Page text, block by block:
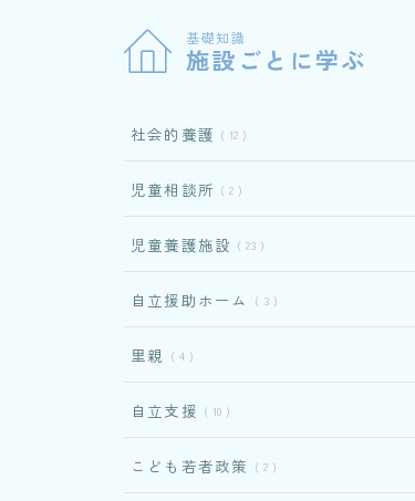
基礎知識
施設ごとに学ぶ
社会的養護 12
児童相談所 2
児童養護施設 23
自立援助ホーム 3
里親 4
自立支援 10
こども若者政策 2